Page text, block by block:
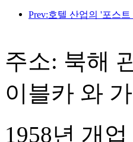
주소: 북해
이블카 와
1958년 개업